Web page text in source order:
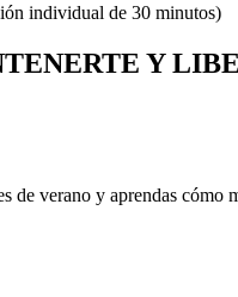
individual de 30 minutos)
Y
de verano y aprendas cómo